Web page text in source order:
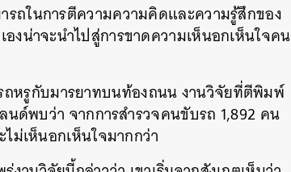
รถในการตีความความคิดและความรู้สึกของ
งน่าจะนำไปสู่การขาดความเห็นอกเห็นใจคน
หรูกับมารยาทบนท้องถนน งานวิจัยที่ตีพิมพ์
ด์พบว่า จากการสำรวจคนขับรถ 1,892 คน
ม่เห็นอกเห็นใจมากกว่า